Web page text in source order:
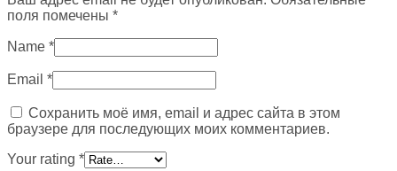
поля помечены *
Name *
Email *
Сохранить моё имя, email и адрес сайта в этом
браузере для последующих моих комментариев.
Your rating *